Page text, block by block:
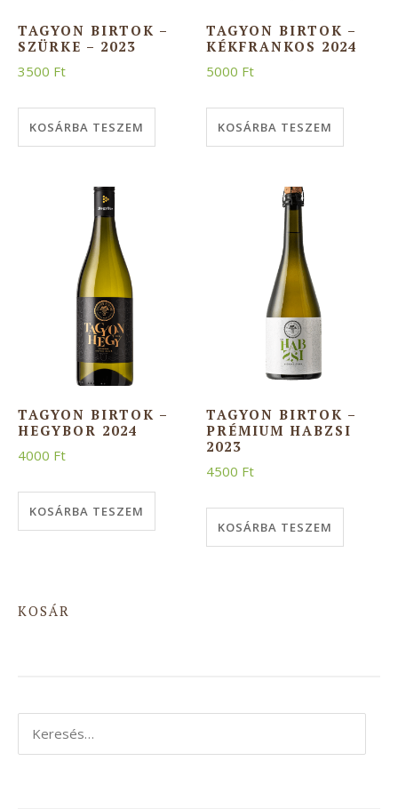
TAGYON BIRTOK –
SZÜRKE – 2023
3500 Ft
KOSÁRBA TESZEM
TAGYON BIRTOK –
KÉKFRANKOS 2024
5000 Ft
KOSÁRBA TESZEM
TAGYON BIRTOK –
HEGYBOR 2024
4000 Ft
KOSÁRBA TESZEM
TAGYON BIRTOK –
PRÉMIUM HABZSI
2023
4500 Ft
KOSÁRBA TESZEM
KOSÁR